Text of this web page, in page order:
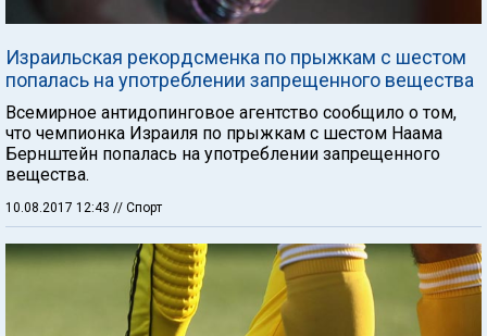
Израильская рекордсменка по прыжкам с шестом
попалась на употреблении запрещенного вещества
Всемирное антидопинговое агентство сообщило о том,
что чемпионка Израиля по прыжкам с шестом Наама
Бернштейн попалась на употреблении запрещенного
вещества.
10.08.2017 12:43 // Спорт